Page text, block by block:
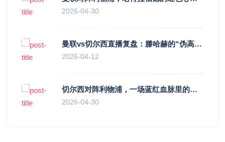
2026-04-30
曼联vs切尔西直播复盘：滕哈赫的“伪高位”与波切蒂诺的“无锋阵”，谁更拧巴？
2026-04-12
切尔西对阵利物浦，一场蓝红血脉里的恩怨与忠诚
2026-04-30